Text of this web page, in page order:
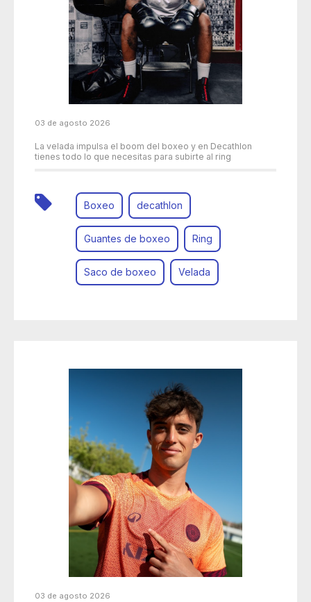
03 de agosto 2026
La velada impulsa el boom del boxeo y en Decathlon
tienes todo lo que necesitas para subirte al ring
Boxeo decathlon
Guantes de boxeo Ring
Saco de boxeo Velada
03 de agosto 2026